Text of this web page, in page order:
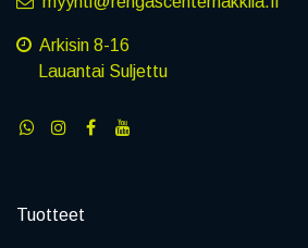
Arkisin 8-16
Lauantai Suljettu
Tuotteet